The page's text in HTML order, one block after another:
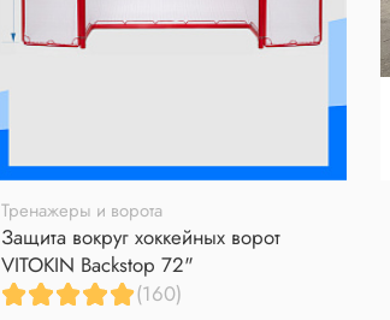
Тренажеры и ворота
Защита вокруг хоккейных ворот
VITOKIN Backstop 72"
(160)